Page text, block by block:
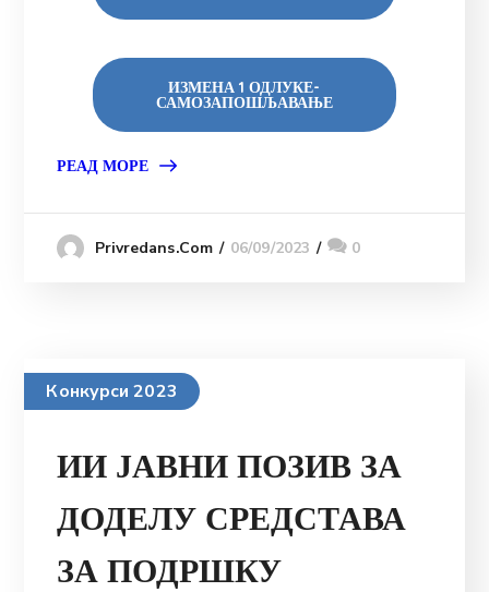
ИЗМЕНА 1 ОДЛУКЕ-
САМОЗАПОШЉАВАЊЕ
РЕАД МОРЕ
Privredans.com 06/09/2023 0
Конкурси 2023
ИИ ЈАВНИ ПОЗИВ ЗА
ДОДЕЛУ СРЕДСТАВА
ЗА ПОДРШКУ